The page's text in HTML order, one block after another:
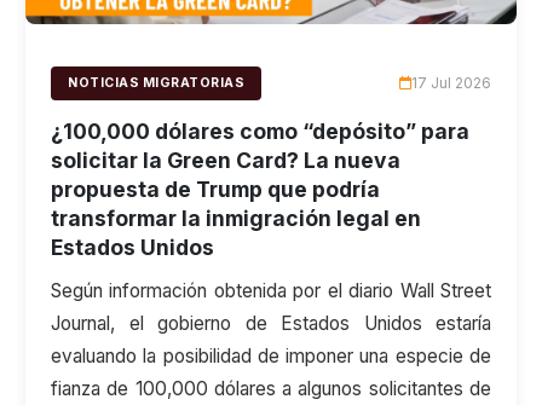
NOTICIAS MIGRATORIAS 17 Jul 2026
¿100,000 dólares como “depósito” para
solicitar la Green Card? La nueva
propuesta de Trump que podría
transformar la inmigración legal en
Estados Unidos
Según información obtenida por el diario Wall Street
Journal, el gobierno de Estados Unidos estaría
evaluando la posibilidad de imponer una especie de
fianza de 100,000 dólares a algunos solicitantes de